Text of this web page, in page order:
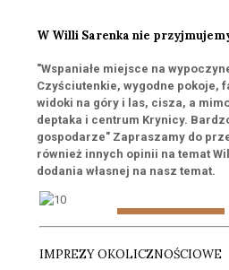
W Willi Sarenka nie
"Wspaniałe miejsce na
Czyściutenkie, wygodne pokoje,
widoki na góry i las, cisza, a
deptaka i centrum Krynicy.
gospodarze" Zapraszamy do
również innych opinii na temat
dodania własnej na nasz temat.
IMPREZY OKOLICZNOŚCIOWE